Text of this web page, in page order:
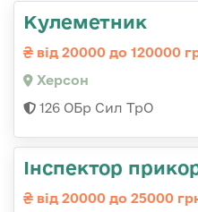
Кулеметник
від 20000 до 120000
Херсон
126 ОБр Сил ТрО
Інспектор
від 20000 до 25000